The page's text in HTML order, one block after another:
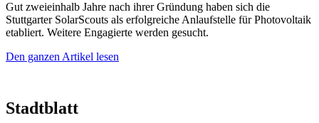
Gut zweieinhalb Jahre nach ihrer Gründung haben sich die
Stuttgarter SolarScouts als erfolgreiche Anlaufstelle für Photovoltaik
etabliert. Weitere Engagierte werden gesucht.
Den ganzen Artikel lesen
Stadtblatt